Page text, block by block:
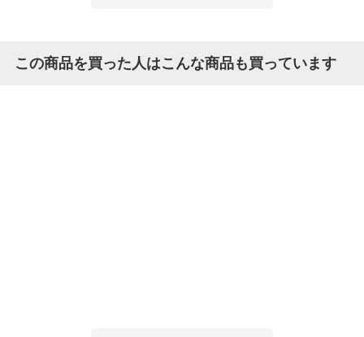
この商品を買った人はこんな商品も買っています